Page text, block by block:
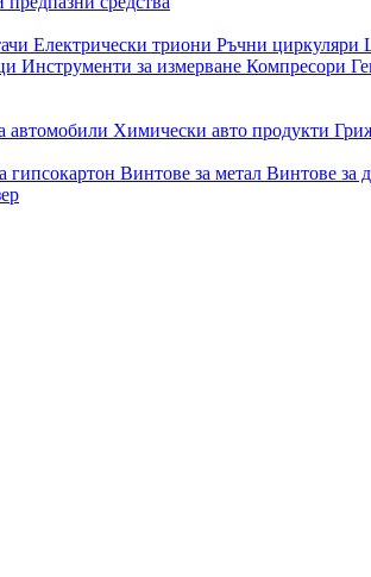
Електрически триони Ръчни циркуляри
Инструменти за измерване Компресори
автомобили Химически авто продукти
гипсокартон Винтове за метал Винтове за